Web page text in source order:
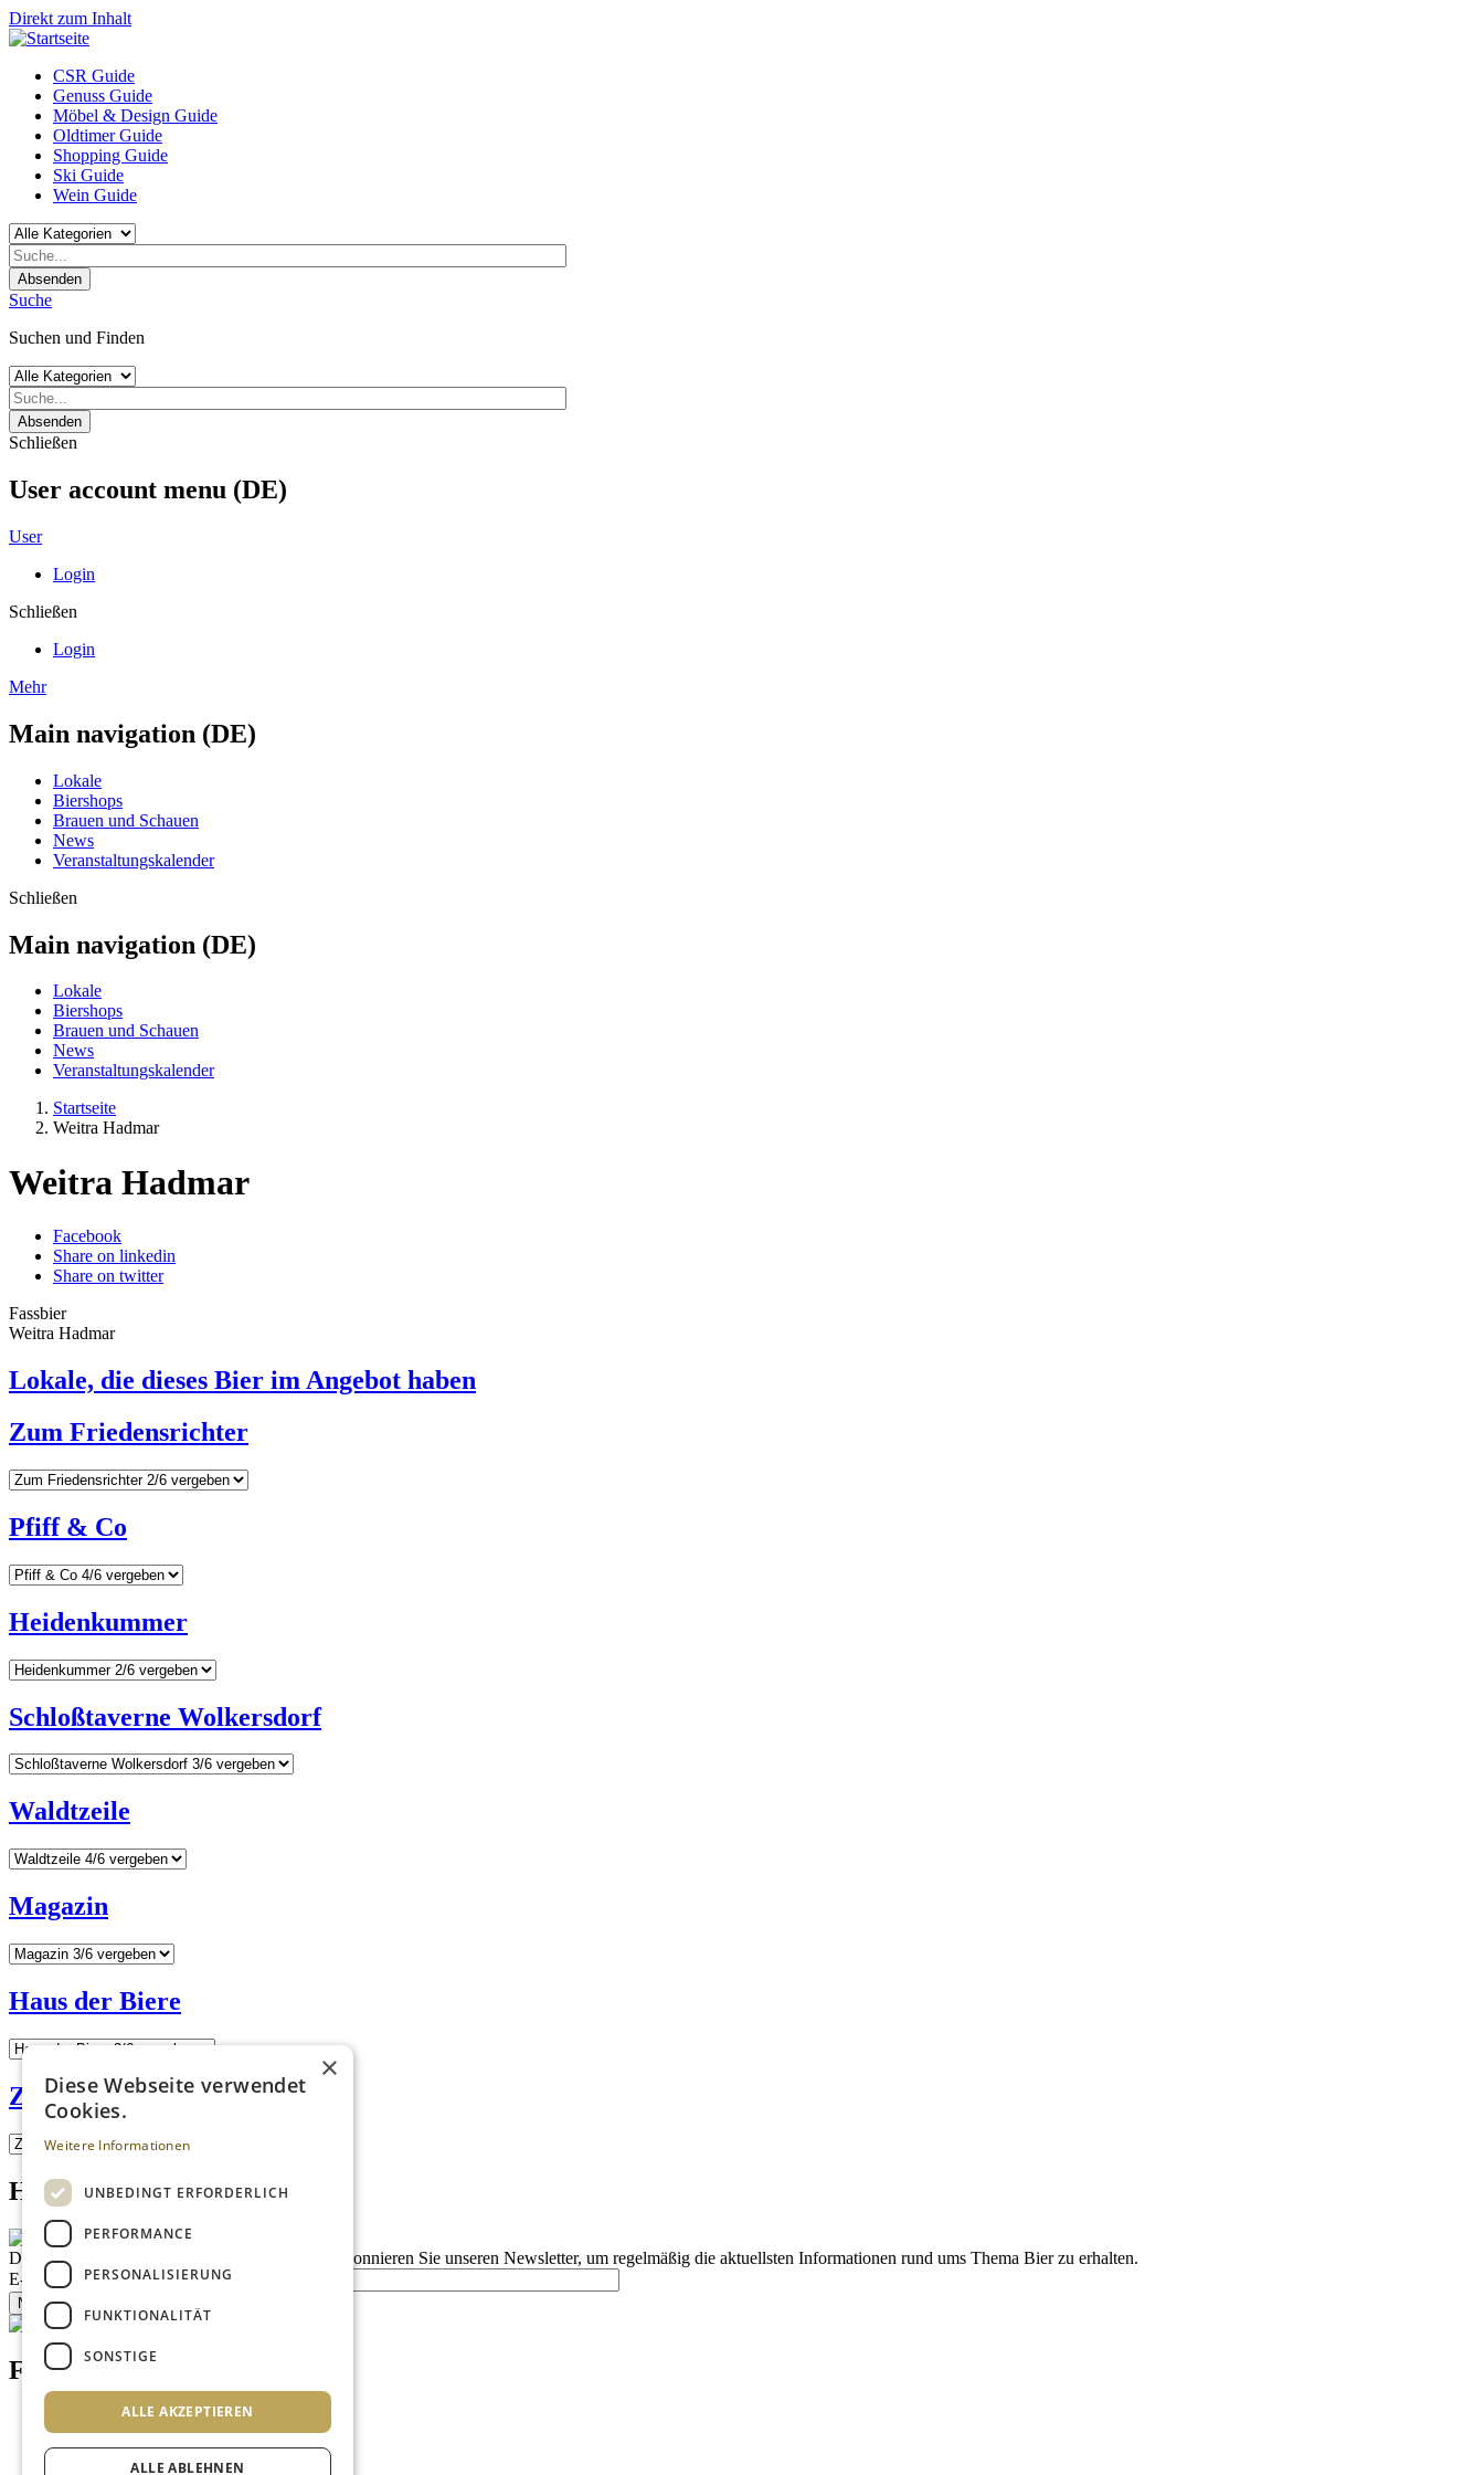
Direkt zum Inhalt
CSR Guide
Genuss Guide
Möbel & Design Guide
Oldtimer Guide
Shopping Guide
Ski Guide
Wein Guide
Absenden
Suche
Suchen und Finden
Absenden
Schließen
User account menu (DE)
User
Login
Schließen
Login
Mehr
Main navigation (DE)
Lokale
Biershops
Brauen und Schauen
News
Veranstaltungskalender
Schließen
Main navigation (DE)
Lokale
Biershops
Brauen und Schauen
News
Veranstaltungskalender
Startseite
Weitra Hadmar
Weitra Hadmar
Facebook
Share on linkedin
Share on twitter
Fassbier
Weitra Hadmar
Lokale, die dieses Bier im Angebot haben
Zum Friedensrichter
Pfiff & Co
Heidenkummer
Schloßtaverne Wolkersdorf
Waldtzeile
Magazin
Haus der Biere
Zum Reichsapfel
Homepage advert block
Description
Abonnieren Sie unseren Newsletter, um regelmäßig die aktuellsten Informationen rund ums Thema Bier zu erhalten.
E-Mail
Newsletter bestellen
Footer menu (DE)
Datenschutzrichtlinien
Impressum
×
Diese Webseite verwendet
Cookies.
Weitere Informationen
UNBEDINGT ERFORDERLICH
PERFORMANCE
PERSONALISIERUNG
FUNKTIONALITÄT
SONSTIGE
ALLE AKZEPTIEREN
ALLE ABLEHNEN